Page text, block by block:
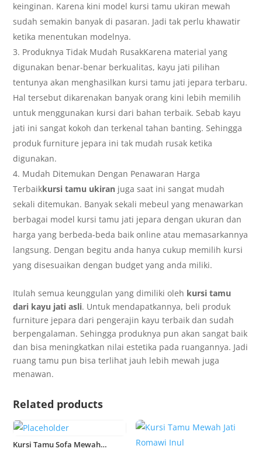
keinginan. Karena kini model kursi tamu ukiran mewah
sudah semakin banyak di pasaran. Jadi tak perlu khawatir
ketika menentukan modelnya.
Produknya Tidak Mudah RusakKarena material yang
digunakan benar-benar berkualitas, kayu jati pilihan
tentunya akan menghasilkan kursi tamu jati jepara terbaru.
Hal tersebut dikarenakan banyak orang kini lebih memilih
untuk menggunakan kursi dari bahan terbaik. Sebab kayu
jati ini sangat kokoh dan terkenal tahan banting. Sehingga
produk furniture jepara ini tak mudah rusak ketika
digunakan.
Mudah Ditemukan Dengan Penawaran Harga
Terbaikkursi tamu ukiran juga saat ini sangat mudah
sekali ditemukan. Banyak sekali mebeul yang menawarkan
berbagai model kursi tamu jati jepara dengan ukuran dan
harga yang berbeda-beda baik online atau memasarkannya
langsung. Dengan begitu anda hanya cukup memilih kursi
yang disesuaikan dengan budget yang anda miliki.
Itulah semua keunggulan yang dimiliki oleh kursi tamu
dari kayu jati asli. Untuk mendapatkannya, beli produk
furniture jepara dari pengerajin kayu terbaik dan sudah
berpengalaman. Sehingga produknya pun akan sangat baik
dan bisa meningkatkan nilai estetika pada ruangannya. Jadi
ruang tamu pun bisa terlihat jauh lebih mewah juga
menawan.
Related products
Kursi Tamu Sofa Mewah